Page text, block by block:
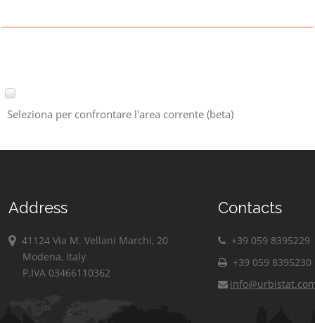
Seleziona per confrontare l'area corrente (beta)
Address
41124 Via M. Vellani Marchi, 20
Modena, Italy
P.IVA 03466110362
Contacts
+39 059 8395229
+39 059 8395230